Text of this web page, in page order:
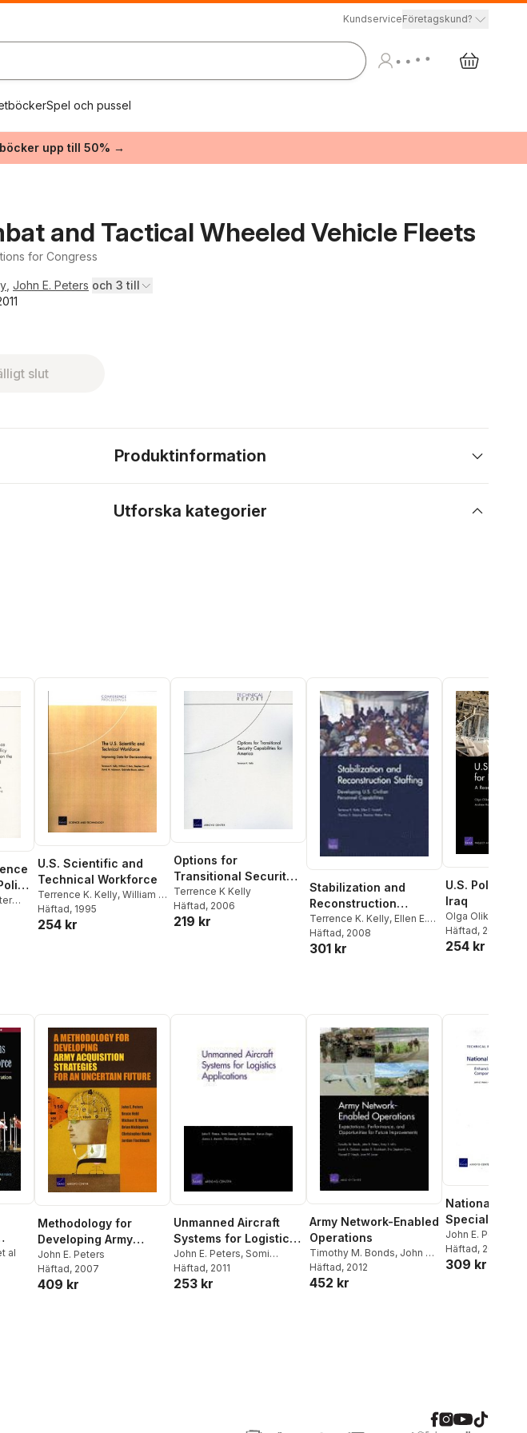
KundserviceFöretagskund?
Spel och pussel
upp till 50% →
and Tactical Wheeled Vehicle Fleets
for Congress
John E. Peters och 3 till
slut
Produktinformation
Utforska kategorier
on
U.S. Scientific and
Technical Workforce
Terrence K. Kelly, William P.
Butz,Stephen Carroll
David M. Adamson
Häftad, 1995
254 kr
Options for
Transitional Security
Capabilities for
America
Terrence K Kelly
Häftad, 2006
219 kr
Stabilization and
Reconstruction
Staffing
Terrence K. Kelly, Ellen E.
Tunstall ,Thomas S.
Szayna,
Häftad, 2008
301 kr
U.S. Policy
Iraq
Olga Oliker
Audra K Grant
Kelly, Andrew
Häftad, 2007
254 kr
al
Methodology for
Developing Army
Acquisition Strategies
for an Uncertain
Future
John E. Peters
Häftad, 2007
409 kr
Unmanned Aircraft
Systems for Logistics
Applications
John E. Peters, Somi
Seong, Aimee Bower
Harun Dogo
Häftad, 2011
253 kr
Army Network-Enabled
Operations
Timothy M. Bonds, John E.
Peters, Endy Y. Min
A. Galway
Häftad, 2012
452 kr
National
Special
John E. Peters
Shannon,
Häftad, 2012
309 kr